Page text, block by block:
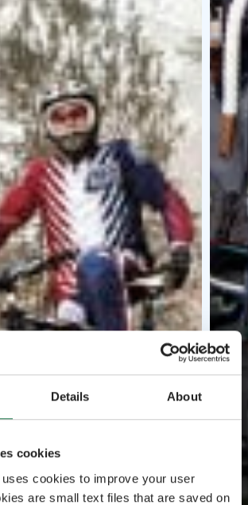
Details About
cookies
cookies to improve your user
are small text files that are saved on